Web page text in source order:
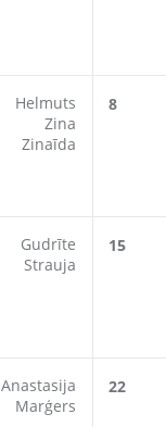
Helmuts
Zina
Zinaīda
8
Gudrīte
Strauja
15
Anastasija
Marģers
22